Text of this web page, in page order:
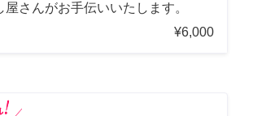
さんがお手伝いいたします。
¥6,000